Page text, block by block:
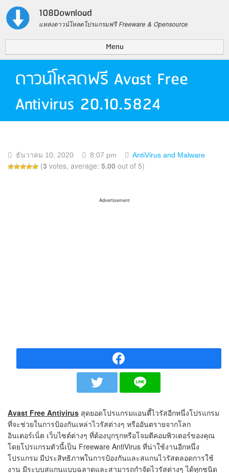
108Download
แหล่งดาวน์โหลดโปรแกรมฟรี Freeware & Opensource
Menu
Privacy Policy
Search for:
ดาวน์โหลดฟรี Avast Free
Antivirus 20.10.5824
ธันวาคม 10, 2020 8:07 pm AntiVirus and Malware
(3 votes, average: 5.00 out of 5)
Advertisement
Avast Free Antivirus สุดยอดโปรแกรมแอนตี้ไวรัสอีกหนึ่งโปรแกรม
ที่จะช่วยในการป้องกันเหล่าไวรัสต่างๆ หรืออันตรายจากโลก
อินเตอร์เน็ต เว็บไซต์ต่างๆ ที่ต้องบุกรุกหรือโจมตีคอมพิวเตอร์ของคุณ
โดยโปรแกรมตัวนี้เป็น Freeware AntiVirus ที่น่าใช้งานอีกหนึ่ง
โปรแกรม มีประสิทธิภาพในการป้องกันและสแกนไวรัสตลอดการใช้
งาน มีระบบสแกนแบบฉลาดและสามารถกำจัดไวรัสต่างๆ ได้ทุกชนิด